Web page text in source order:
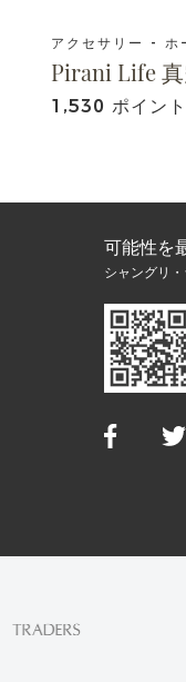
アクセサリー - ホ
Pirani Life 真
1,530 ポイント
可能性を
シャングリ